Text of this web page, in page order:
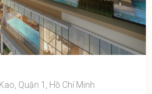
Quận 1, Hồ Chí Minh